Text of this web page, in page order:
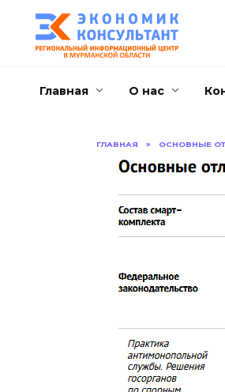
содержанию
Главная О нас
ГЛАВНАЯ » ОСНОВНЫЕ